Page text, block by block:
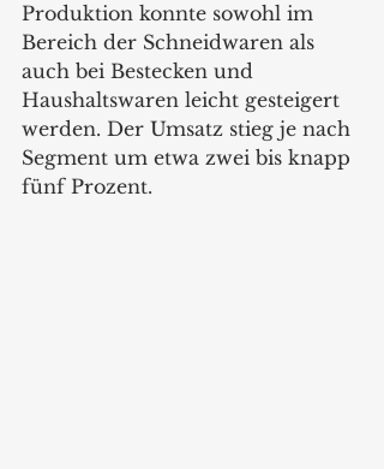
Produktion konnte sowohl im
Bereich der Schneidwaren als
auch bei Bestecken und
Haushaltswaren leicht gesteigert
werden. Der Umsatz stieg je nach
Segment um etwa zwei bis knapp
fünf Prozent.